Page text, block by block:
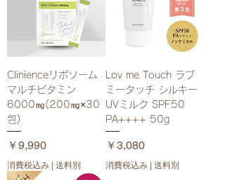
Clinienceリポソーム
マルチビタミン
6000㎎(200㎎×30
包)
価格
￥9,990
消費税込み 送料別
Lov me Touch ラブ
ミータッチ シルキー
UVミルク SPF50
PA++++ 50g
価格
￥3,080
消費税込み 送料別